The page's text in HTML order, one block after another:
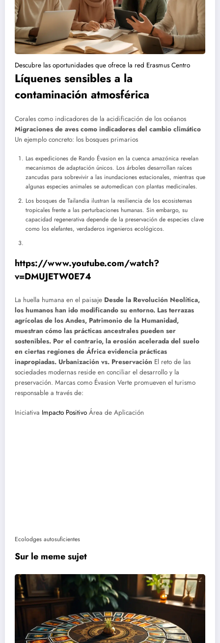
Descubre las oportunidades que ofrece la red Erasmus Centro
Líquenes sensibles a la
contaminación atmosférica
Corales como indicadores de la acidificación de los océanos
Migraciones de aves como indicadores del cambio climático
Un ejemplo concreto: los bosques primarios
Las expediciones de Rando Évasion en la cuenca amazónica revelan
mecanismos de adaptación únicos. Los árboles desarrollan raíces
zancudas para sobrevivir a las inundaciones estacionales, mientras que
algunas especies animales se automedican con plantas medicinales.
Los bosques de Tailandia ilustran la resiliencia de los ecosistemas
tropicales frente a las perturbaciones humanas. Sin embargo, su
capacidad regenerativa depende de la preservación de especies clave
como los elefantes, verdaderos ingenieros ecológicos.
https://www.youtube.com/watch?
v=DMUJETW0E74
La huella humana en el paisaje Desde la Revolución Neolítica,
los humanos han ido modificando su entorno. Las terrazas
agrícolas de los Andes, Patrimonio de la Humanidad,
muestran cómo las prácticas ancestrales pueden ser
sostenibles. Por el contrario, la erosión acelerada del suelo
en ciertas regiones de África evidencia prácticas
inapropiadas. Urbanización vs. Preservación El reto de las
sociedades modernas reside en conciliar el desarrollo y la
preservación. Marcas como Évasion Verte promueven el turismo
responsable a través de:
Iniciativa Impacto Positivo Área de Aplicación
Ecolodges autosuficientes
Sur le meme sujet